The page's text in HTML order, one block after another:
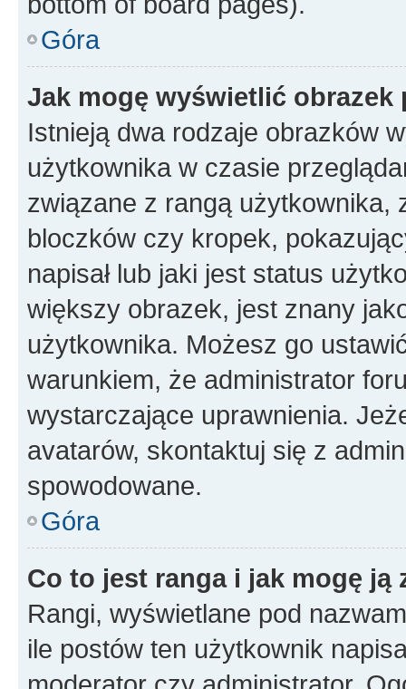
Góra
Jak mogę wyświetlić
Istnieją dwa rodzaje obrazków
użytkownika w czasie
związane z rangą użytkownika,
bloczków czy kropek,
napisał lub jaki jest status
większy obrazek, jest znany
użytkownika. Możesz go
warunkiem, że administrator
wystarczające uprawnienia.
avatarów, skontaktuj się z
spowodowane.
Góra
Co to jest ranga i jak mogę ją
Rangi, wyświetlane pod
ile postów ten użytkownik